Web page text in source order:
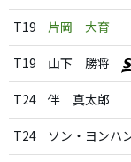
T19 片岡 大育
T19 山下 勝将
T24 伴 真太郎
T24 ソン・ヨンハ